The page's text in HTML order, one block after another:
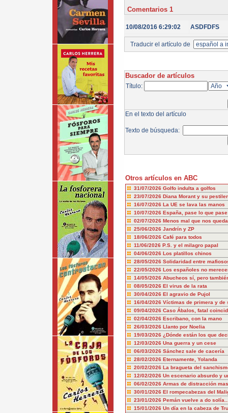
Comentarios 1
10/08/2016 6:29:02 ASDFDFS
Traducir el artículo de
Buscador de artículos
Título:
En el texto del artículo
Texto de búsqueda:
Otros artículos en ABC
31/07/2026 Golfo indulta a golfos
23/07/2026 Diana Morant y su
16/07/2026 La UE se lava las manos
10/07/2026 España, pase lo que pase
02/07/2026 Menos mal que nos
25/06/2026 Jandrín y ZP
18/06/2026 Café para todos
11/06/2026 P.S. y el milagro papal
04/06/2026 Los platillos chinos
28/05/2026 Solidaridad entre
22/05/2026 Los españoles no
14/05/2026 Abucheos sí, pero
08/05/2026 El virus de la rata
30/04/2026 El agravio de Pujol
16/04/2026 Víctimas de primera y de
09/04/2026 Caso Ábalos, fatal
02/04/2026 Escribano, con la mano
26/03/2026 Llanto por Noelia
19/03/2026 ¿Dónde están los que
12/03/2026 Una guerra y un cese
06/03/2026 Sánchez sale de cacería
28/02/2026 Eternamente, Yolanda
20/02/2026 La bragueta del
12/02/2026 Un escenario absurdo y
06/02/2026 Armas de distracción
30/01/2026 El rompecabezas del
23/01/2026 Pemán vuelve a do
15/01/2026 Un día en la cabeza de